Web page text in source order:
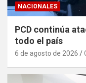
NACIONALES
PCD continúa
todo el país
6 de agosto de 2026